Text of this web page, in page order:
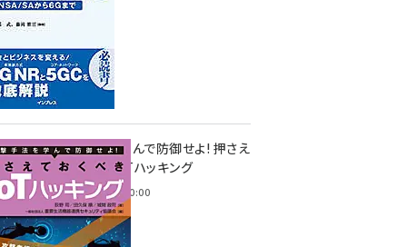
攻撃手法を学んで防御せよ! 押さえ
ておくべきIoTハッキング
2022年6月14日 0:00